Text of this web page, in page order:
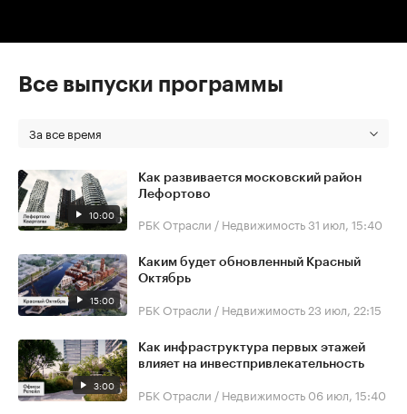
Все выпуски программы
За все время
10:00
Как развивается московский район
Лефортово
РБК Отрасли / Недвижимость31 июл, 15:40
15:00
Каким будет обновленный Красный
Октябрь
РБК Отрасли / Недвижимость 23 июл, 22:15
3:00
Как инфраструктура первых этажей
влияет на инвестпривлекательность
РБК Отрасли / Недвижимость 06 июл, 15:40